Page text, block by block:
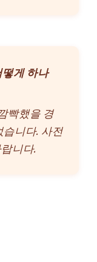
게 하나
빡했을 경
습니다. 사전
니다.